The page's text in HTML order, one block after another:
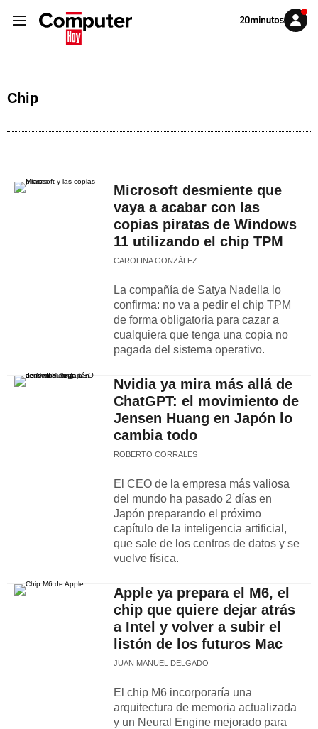
Volver
Iniciar
sesión
Chip
Microsoft desmiente que
vaya a acabar con las
copias piratas de Windows
11 utilizando el chip TPM
CAROLINA GONZÁLEZ
La compañía de Satya Nadella lo
confirma: no va a pedir el chip TPM
de forma obligatoria para cazar a
cualquiera que tenga una copia no
pagada del sistema operativo.
Nvidia ya mira más allá de
ChatGPT: el movimiento de
Jensen Huang en Japón lo
cambia todo
ROBERTO CORRALES
El CEO de la empresa más valiosa
del mundo ha pasado 2 días en
Japón preparando el próximo
capítulo de la inteligencia artificial,
que sale de los centros de datos y se
vuelve física.
Apple ya prepara el M6, el
chip que quiere dejar atrás
a Intel y volver a subir el
listón de los futuros Mac
JUAN MANUEL DELGADO
El chip M6 incorporaría una
arquitectura de memoria actualizada
y un Neural Engine mejorado para